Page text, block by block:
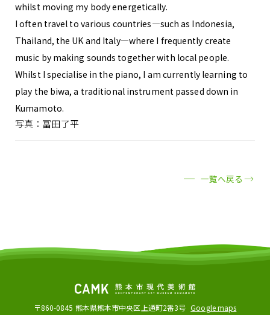
whilst moving my body energetically.
I often travel to various countries—such as Indonesia,
Thailand, the UK and Italy—where I frequently create
music by making sounds together with local people.
Whilst I specialise in the piano, I am currently learning to
play the biwa, a traditional instrument passed down in
Kumamoto.
写真：冨田了平
一覧へ戻る
〒860-0845 熊本県熊本市中央区上通町2番3号 Google maps